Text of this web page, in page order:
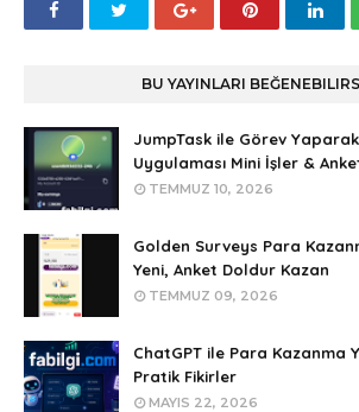
BU YAYINLARI
JumpTask ile Görev
Uygulaması Mini İşler &
TEMMUZ 10, 2026
Golden Surveys Para
Yeni, Anket Doldur Kazan
TEMMUZ 09, 2026
ChatGPT ile Para Kazanma
Pratik Fikirler
MAYIS 22, 2026